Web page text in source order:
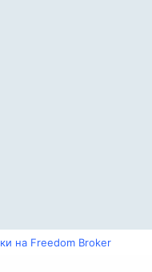
на Freedom Broker